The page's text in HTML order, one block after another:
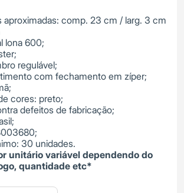
aproximadas: comp. 23 cm / larg. 3 cm
lona 600;
regulável;
com fechamento em zíper;
cores: preto;
defeitos de fabricação;
30 unidades.
unitário variável dependendo do
quantidade etc*